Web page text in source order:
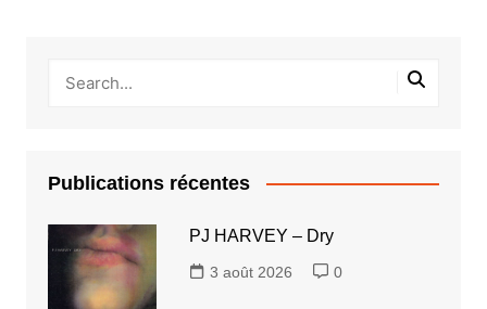
Publications récentes
PJ HARVEY – Dry
3 août 2026 0